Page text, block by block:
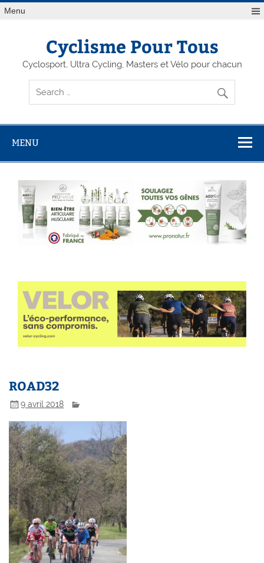
Menu
Cyclisme Pour Tous
Cyclosport, Ultra Cycling, Masters et Vélo pour chacun
MENU
ROAD32
9 avril 2018